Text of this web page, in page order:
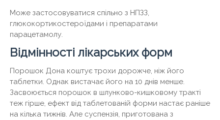
Може застосовуватися спільно з НПЗЗ,
глюкокортикостероїдами і препаратами
парацетамолу.
Відмінності лікарських форм
Порошок Дона коштує трохи дорожче, ніж його
таблетки. Однак вистачає його на 10 днів менше.
Засвоюється порошок в шлунково-кишковому тракті
теж гірше, ефект від таблетованій форми настає раніше
на кілька тижнів. Але суспензія, приготована з